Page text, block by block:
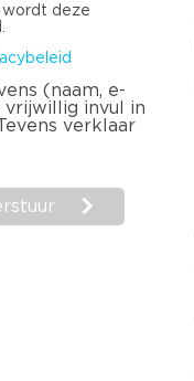
wordt deze
(naam, e-
vrijwillig invul in
verklaar